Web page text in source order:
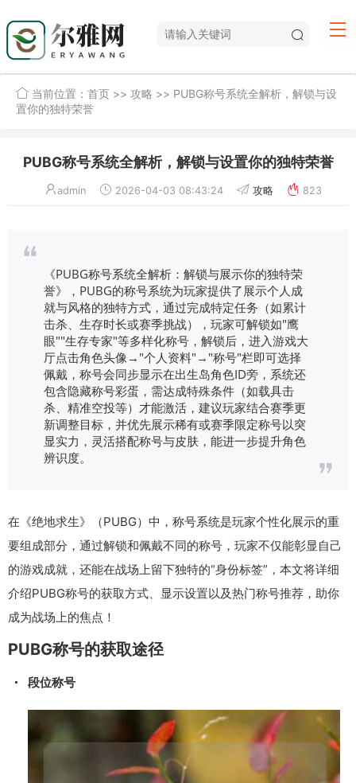
当前位置： 首页 >> 攻略 >> PUBG称号系统全解析，解锁与设
置你的独特荣誉
PUBG称号系统全解析，解锁与设置你的独特荣誉
admin 2026-04-03 08:43:24 攻略 823
《PUBG称号系统全解析：解锁与展示你的独特荣
誉》，PUBG的称号系统为玩家提供了展示个人成
就与风格的独特方式，通过完成特定任务（如累计
击杀、生存时长或赛季挑战），玩家可解锁如"鹰
眼""生存专家"等多样化称号，解锁后，进入游戏大
厅点击角色头像→"个人资料"→"称号"栏即可选择
佩戴，称号会同步显示在出生岛角色ID旁，系统还
包含隐藏称号彩蛋，需达成特殊条件（如载具击
杀、精准空投等）才能激活，建议玩家结合赛季更
新调整目标，并优先展示稀有或赛季限定称号以突
显实力，灵活搭配称号与皮肤，能进一步提升角色
辨识度。
在《绝地求生》（PUBG）中，称号系统是玩家个性化展示的重
要组成部分，通过解锁和佩戴不同的称号，玩家不仅能彰显自己
的游戏成就，还能在战场上留下独特的“身份标签”，本文将详细
介绍PUBG称号的获取方式、显示设置以及热门称号推荐，助你
成为战场上的焦点！
PUBG称号的获取途径
段位称号